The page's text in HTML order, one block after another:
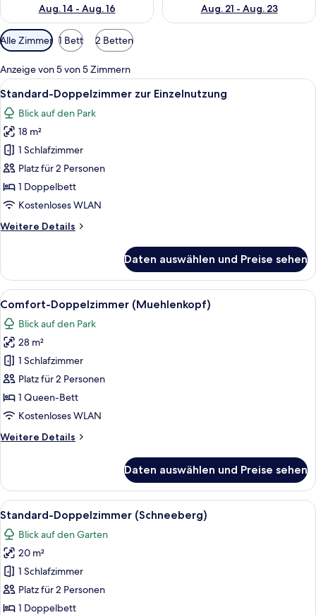
Aug. 14 - Aug. 16
Aug. 21 - Aug. 23
Verfügbare
Filter
für
Zimmer
Alle Zimmer 1 Bett 2 Betten
Anzeige von 5 von 5 Zimmern
Alle
Fotos
für
Standard-
Doppelzimmer
zur
Einzelnutzung
anzeigen
Minibar, Zimmersafe, Bügeleisen/
2
Standard-Doppelzimmer zur Einzelnutzung
Blick auf den Park
18 m²
1 Schlafzimmer
Platz für 2 Personen
1 Doppelbett
Kostenloses WLAN
Weitere Details
Weitere
Doppelzimmer
zur
Einzelnutzung
Daten auswählen und Preise sehen
Alle
Fotos
für
Comfort-
Doppelzimmer
(Muehlenkopf)
anzeigen
Comfort-Doppelzimmer
8
Comfort-Doppelzimmer (Muehlenkopf)
Blick auf den Park
28 m²
1 Schlafzimmer
Platz für 2 Personen
1 Queen-Bett
Kostenloses WLAN
Weitere Details
Weitere
Doppelzimmer
(Muehlenkopf)
Daten auswählen und Preise sehen
Alle
Fotos
für
Standard-
Doppelzimmer
(Schneeberg)
anzeigen
Minibar, Zimmersafe, Bügeleisen/
2
Standard-Doppelzimmer (Schneeberg)
Blick auf den Garten
20 m²
1 Schlafzimmer
Platz für 2 Personen
1 Doppelbett